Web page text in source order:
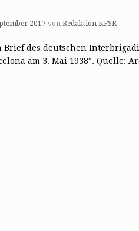
2017 von Redaktion KFSR
Brief des deutschen
am 3. Mai 1938″. Quelle: